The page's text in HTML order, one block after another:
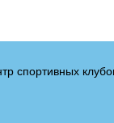
спортивных